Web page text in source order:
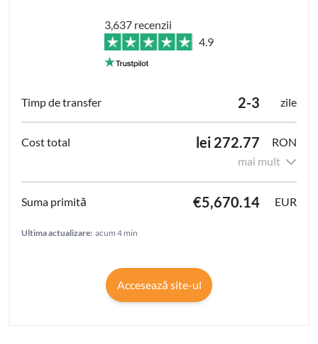
3,637 recenzii
4.9
2-3 zile
lei 272.77
RON
mai mult
€5,670.14 EUR
Ultima actualizare: acum 4 min
Accesează site-ul